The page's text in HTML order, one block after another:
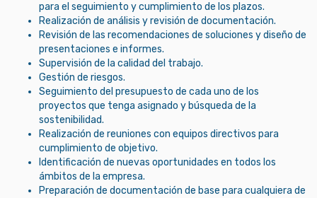
para el seguimiento y cumplimiento de los plazos.
Realización de análisis y revisión de documentación.
Revisión de las recomendaciones de soluciones y diseño de
presentaciones e informes.
Supervisión de la calidad del trabajo.
Gestión de riesgos.
Seguimiento del presupuesto de cada uno de los
proyectos que tenga asignado y búsqueda de la
sostenibilidad.
Realización de reuniones con equipos directivos para
cumplimiento de objetivo.
Identificación de nuevas oportunidades en todos los
ámbitos de la empresa.
Preparación de documentación de base para cualquiera de